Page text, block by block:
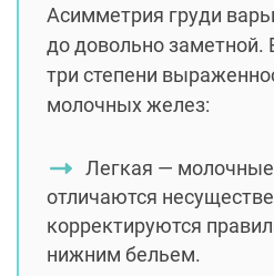
Асимметрия груди
до довольно
три степени
молочных желез:
Легкая —
отличаются
корректируются
нижним бельем.